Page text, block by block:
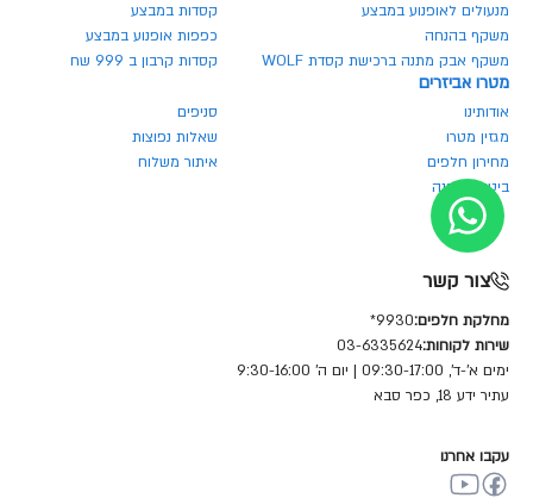
מנעולים לאופנוע במבצע
קסדות במבצע
משקף בהנחה
כפפות אופנוע במבצע
משקף אבק מתנה ברכישת קסדת WOLF
קסדות קרבון ב 999 שח
מטרו אביזרים
אודותינו
סניפים
מגזין מטרו
שאלות נפוצות
מחירון חלפים
איתור משלוח
ביטול הזמנה
צור קשר
מחלקת חלפים:9930*
שירות לקוחות:03-6335624
ימים א'-ד', 09:30-17:00 | יום ה' 9:30-16:00
עתיר ידע 18, כפר סבא
עקבו אחרנו